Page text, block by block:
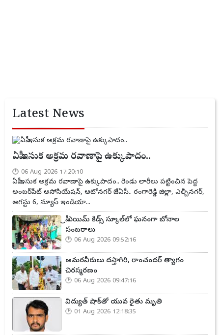
Latest News
ఏపీ ఇసుక అక్రమ రవాణాపై ఉక్కుపాదం..
06 Aug 2026 17:20:10
ఏపీ ఇసుక అక్రమ రవాణాపై ఉక్కుపాదం.. రెండు లారీలు పట్టించిన పెద్ద
అంబర్‌పేట్ అసోసియేషన్, ఆటోనగర్ జేఏసీ.. రంగారెడ్డి జిల్లా, ఎల్బీనగర్,
ఆగస్టు 6, న్యూస్ ఇండియా...
ప్రీ ఎయిమ్ కిడ్స్ స్కూల్‌లో ఘనంగా బోనాల
సంబరాలు
06 Aug 2026 09:52:16
అమరవీరులు దస్తాగిరి, రాంచందర్ త్యాగం
చిరస్మరణం
06 Aug 2026 09:47:16
విద్యుత్ షాక్‌తో యువ రైతు మృతి
01 Aug 2026 12:18:35